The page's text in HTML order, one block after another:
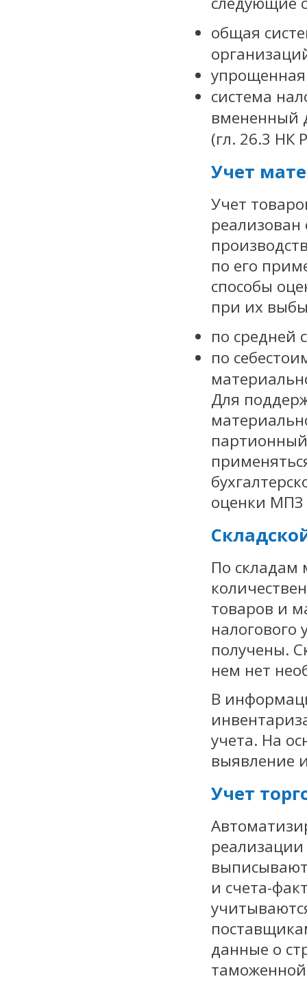
общая
система
вмененный
(гл. 26.3 НК
Учет
Учет
по его
способы
при их
по средней
по
Для
оценки МПЗ
По складам
товаров и
налогового
получены.
нем нет
В
учета. На
выявление
Учет
и счета-
данные о